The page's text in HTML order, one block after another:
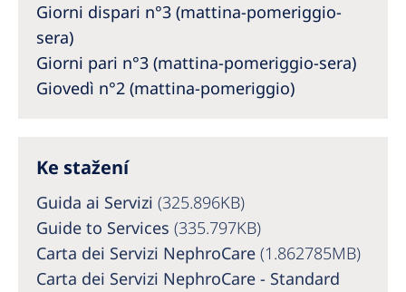
Australia
Philippines
United States of America
NephroCare International
Global Website
Giorni dispari n°3 (mattina-pomeriggio-
sera)
Giorni pari n°3 (mattina-pomeriggio-sera)
Giovedì n°2 (mattina-pomeriggio)
Ke stažení
Guida ai Servizi (325.896KB)
Guide to Services (335.797KB)
Carta dei Servizi NephroCare (1.862785MB)
Carta dei Servizi NephroCare - Standard